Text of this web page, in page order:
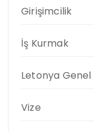
Girişimcilik
İş Kurmak
Letonya Genel
Vize